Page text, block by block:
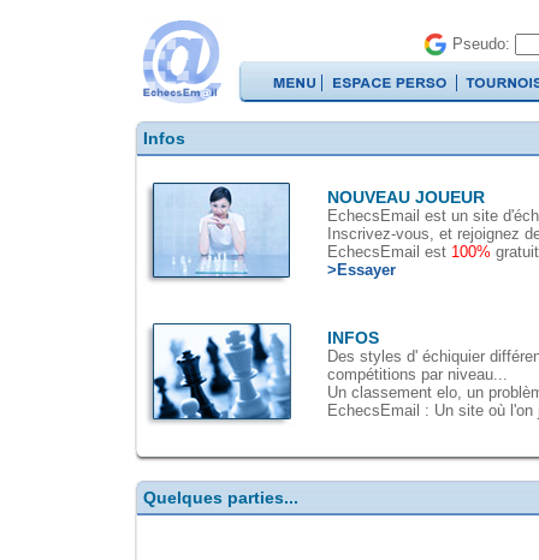
Pseudo:
Infos
NOUVEAU JOUEUR
EchecsEmail est un site
Inscrivez-vous, et rejoignez
EchecsEmail est 100%
>Essayer
INFOS
Des styles d' échiquier
compétitions par niveau...
Un classement elo, un
EchecsEmail : Un site où l'on
Quelques parties...